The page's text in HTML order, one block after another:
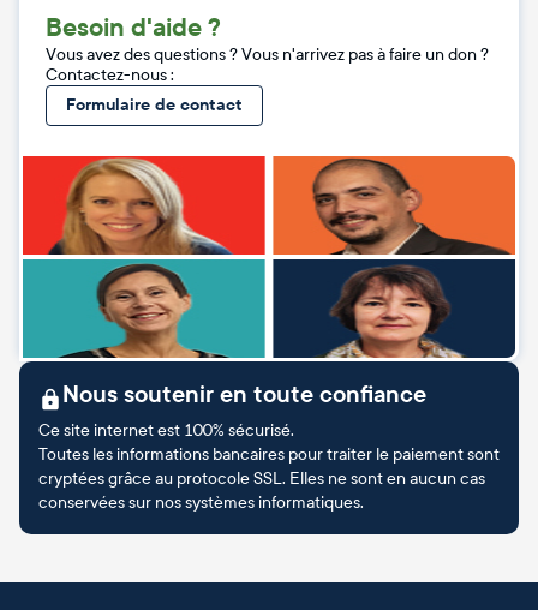
Besoin d'aide ?
Vous avez des questions ? Vous n'arrivez pas à faire un don ?
Contactez-nous :
Formulaire de contact
Nous soutenir en toute confiance
Ce site internet est 100% sécurisé.
Toutes les informations bancaires pour traiter le paiement sont
cryptées grâce au protocole SSL. Elles ne sont en aucun cas
conservées sur nos systèmes informatiques.